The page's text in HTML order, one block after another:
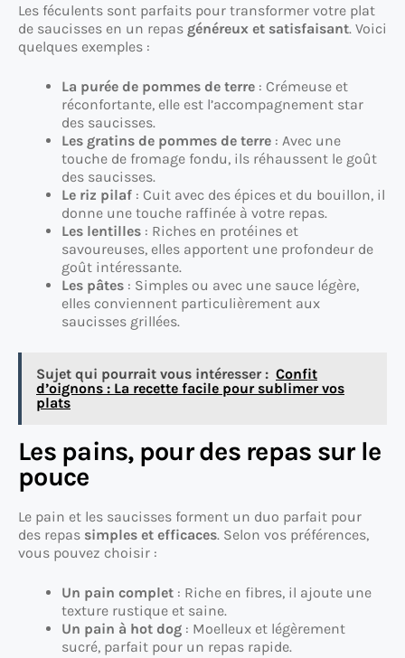
Les féculents sont parfaits pour transformer votre plat
de saucisses en un repas généreux et satisfaisant. Voici
quelques exemples :
La purée de pommes de terre : Crémeuse et
réconfortante, elle est l’accompagnement star
des saucisses.
Les gratins de pommes de terre : Avec une
touche de fromage fondu, ils réhaussent le goût
des saucisses.
Le riz pilaf : Cuit avec des épices et du bouillon, il
donne une touche raffinée à votre repas.
Les lentilles : Riches en protéines et
savoureuses, elles apportent une profondeur de
goût intéressante.
Les pâtes : Simples ou avec une sauce légère,
elles conviennent particulièrement aux
saucisses grillées.
Sujet qui pourrait vous intéresser : Confit
d’oignons : La recette facile pour sublimer vos
plats
Les pains, pour des repas sur le
pouce
Le pain et les saucisses forment un duo parfait pour
des repas simples et efficaces. Selon vos préférences,
vous pouvez choisir :
Un pain complet : Riche en fibres, il ajoute une
texture rustique et saine.
Un pain à hot dog : Moelleux et légèrement
sucré, parfait pour un repas rapide.